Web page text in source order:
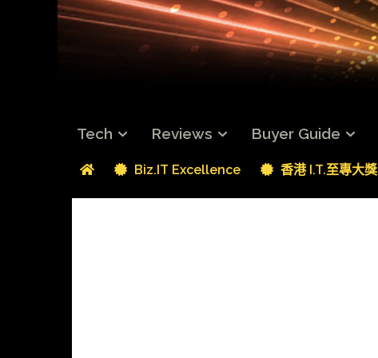
Tech Reviews Buyer Guide
Biz.IT Excellence 香港 I.T.至專大獎